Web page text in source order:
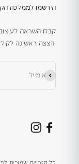
הירשמו לממלכה
קבלו השראה
והצצה ראשונה
אימייל
הירשם כמנוי
כל הזכויות שמורות